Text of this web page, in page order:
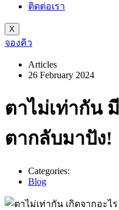
ติดต่อเรา
X
จองคิว
Articles
26 February 2024
ตาไม่เท่ากัน
ตากลับมาปัง!
Categories:
Blog